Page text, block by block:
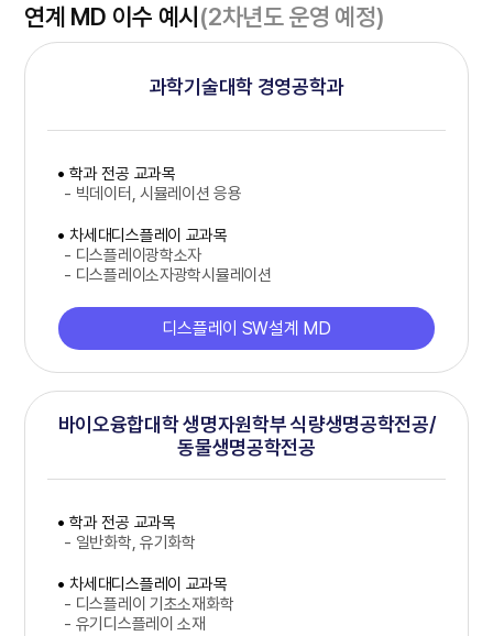
연계 MD 이수 예시 (2차년도 운영 예정)
과학기술대학 경영공학과
학과 전공 교과목
- 빅데이터, 시뮬레이션 응용
차세대디스플레이 교과목
- 디스플레이광학소자
- 디스플레이소자광학시뮬레이션
디스플레이 SW설계 MD
바이오융합대학 생명자원학부 식량생명공학전공/
동물생명공학전공
학과 전공 교과목
- 일반화학, 유기화학
차세대디스플레이 교과목
- 디스플레이 기초소재화학
- 유기디스플레이 소재